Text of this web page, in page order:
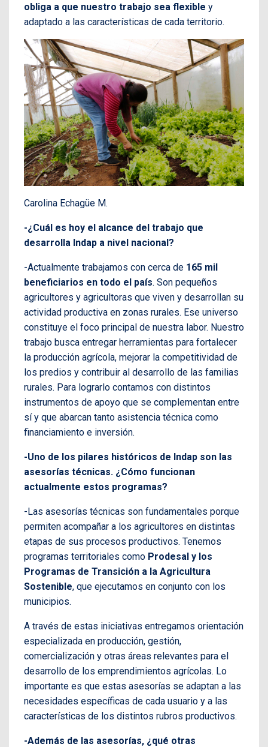
obliga a que nuestro trabajo sea flexible y
adaptado a las características de cada territorio.
Carolina Echagüe M.
-¿Cuál es hoy el alcance del trabajo que
desarrolla Indap a nivel nacional?
-Actualmente trabajamos con cerca de 165 mil
beneficiarios en todo el país. Son pequeños
agricultores y agricultoras que viven y desarrollan su
actividad productiva en zonas rurales. Ese universo
constituye el foco principal de nuestra labor. Nuestro
trabajo busca entregar herramientas para fortalecer
la producción agrícola, mejorar la competitividad de
los predios y contribuir al desarrollo de las familias
rurales. Para lograrlo contamos con distintos
instrumentos de apoyo que se complementan entre
sí y que abarcan tanto asistencia técnica como
financiamiento e inversión.
-Uno de los pilares históricos de Indap son las
asesorías técnicas. ¿Cómo funcionan
actualmente estos programas?
-Las asesorías técnicas son fundamentales porque
permiten acompañar a los agricultores en distintas
etapas de sus procesos productivos. Tenemos
programas territoriales como Prodesal y los
Programas de Transición a la Agricultura
Sostenible, que ejecutamos en conjunto con los
municipios.
A través de estas iniciativas entregamos orientación
especializada en producción, gestión,
comercialización y otras áreas relevantes para el
desarrollo de los emprendimientos agrícolas. Lo
importante es que estas asesorías se adaptan a las
necesidades específicas de cada usuario y a las
características de los distintos rubros productivos.
-Además de las asesorías, ¿qué otras